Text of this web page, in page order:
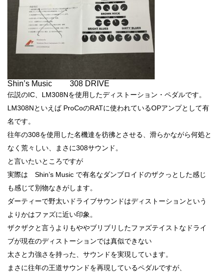
Shin’s Music 308 DRIVE
伝説のIC、LM308Nを使用したディストーション・ペダルです。
LM308Nといえば ProCoのRATに使われているOPアンプとして有
名です。
往年の308を使用した名機達を彷彿とさせる、滑らかながら何処と
なく荒々しい、まさに308サウンド。
と言いたいところですが
実際は Shin’s Music で有名なダンブロイドのザクっとした感じ
も感じて別物なきがします。
ダーティーで野太いドライブサウンドはディストーションという
よりかはファズに近い印象。
ザクザクと言うよりもややブリブリしたファズテイストなドライ
ブが現在のディストーションでは真似できない
太さと力強さを持った、サウンドを実現しています。
まさに往年の王道サウンドを再現しているペダルですが、